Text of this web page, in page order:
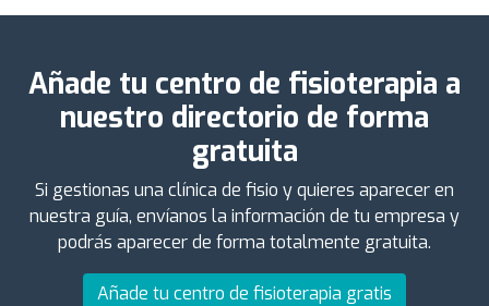
Añade tu centro de fisioterapia a
nuestro directorio de forma
gratuita
Si gestionas una clínica de fisio y quieres aparecer en
nuestra guía, envíanos la información de tu empresa y
podrás aparecer de forma totalmente gratuita.
Añade tu centro de fisioterapia gratis